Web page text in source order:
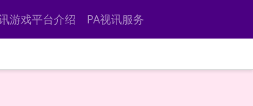
游戏平台介绍 PA视讯服务